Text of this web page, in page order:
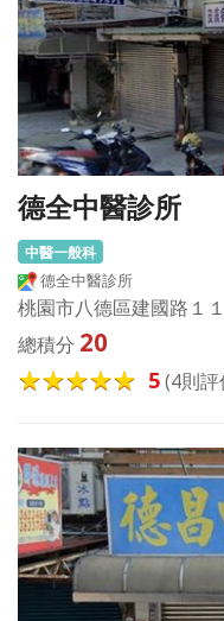
德全中醫診所
中醫一般科
德全中醫診所
桃園市八德區建國路１
總積分 20
5(4則評